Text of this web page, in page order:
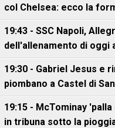
col Chelsea: ecco la
19:43 - SSC Napoli,
dell'allenamento di oggi
19:30 - Gabriel Jesus e
piombano a Castel di
19:15 - McTominay
in tribuna sotto la